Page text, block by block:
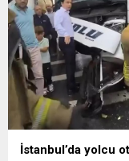
İstanbul’da yolcu